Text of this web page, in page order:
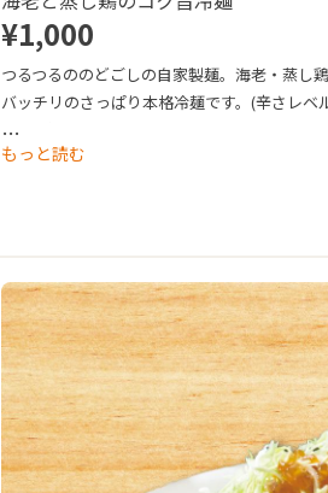
¥1,000
つるつるののどごしの自家製麺。海老・蒸し
バッチリのさっぱり本格冷麺です。(辛さレベ
★☆☆）
生麺orゆで麺 どちらか選べます。
…
もっと読む